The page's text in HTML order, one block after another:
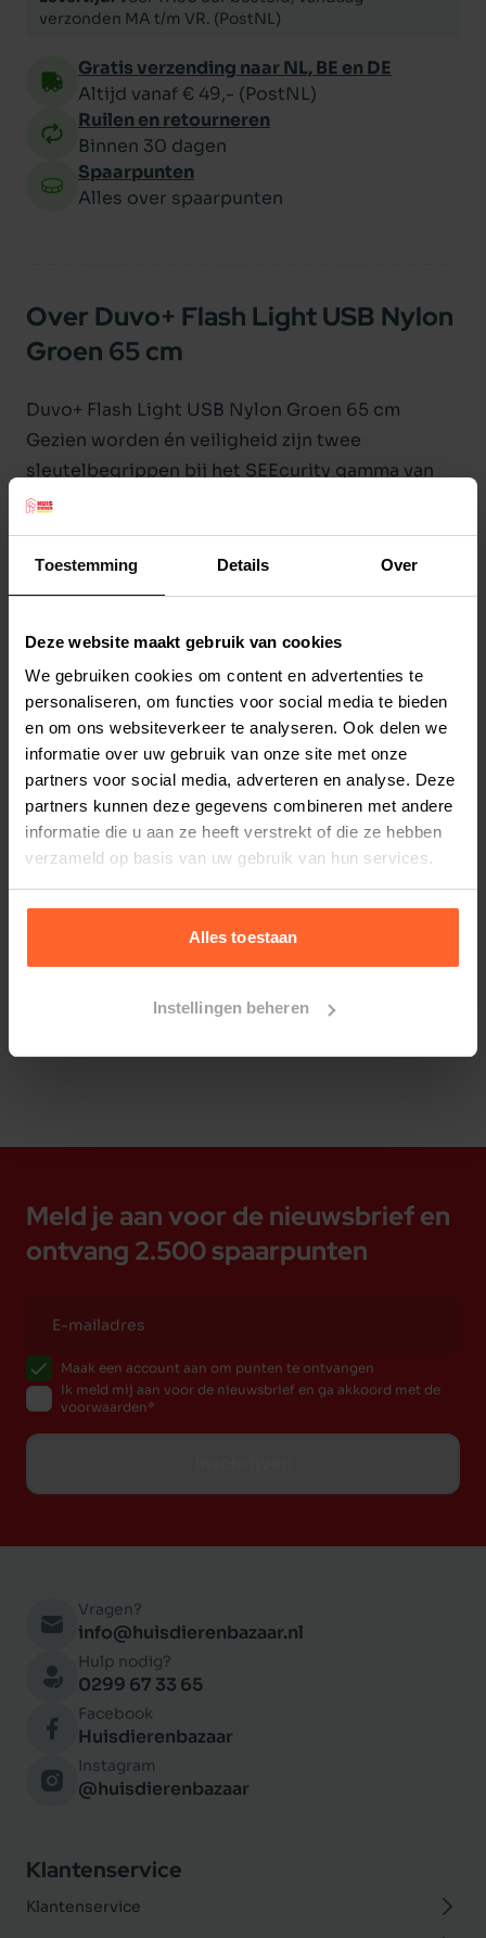
Toestemming Details Over
Deze website maakt gebruik van cookies
We gebruiken cookies om content en advertenties te
personaliseren, om functies voor social media te bieden
en om ons websiteverkeer te analyseren. Ook delen we
informatie over uw gebruik van onze site met onze
partners voor social media, adverteren en analyse. Deze
partners kunnen deze gegevens combineren met andere
informatie die u aan ze heeft verstrekt of die ze hebben
verzameld op basis van uw gebruik van hun services.
Alles toestaan
Instellingen beheren
verzonden MA t/m VR. (PostNL)
Gratis verzending naar NL, BE en DE
Altijd vanaf € 49,- (PostNL)
Ruilen en retourneren
Binnen 30 dagen
Spaarpunten
Alles over spaarpunten
Over Duvo+ Flash Light USB Nylon
Groen 65 cm
Duvo+ Flash Light USB Nylon Groen 65 cm
Gezien worden én veiligheid zijn twee
sleutelbegrippen bij het SEEcurity gamma van
Duvo+. De kleurrijke hals- en leibanden met LED
verlichting garanderen een optimale
zichtbaarheid in het donker om er samen met uw
hond veilig op uit te trekken. Praktisch in
bovendien oplaadbaar via USB.
Specificaties Duvo+ veiligheidshalsband:
Knipper- en constant licht (LED)
Lichtduur: constant licht: +/- 5 uren /
knipperlicht: +/- 8 uren
Hoge zichtbaarheid tot op 500 m
USB oplaadbaar
Aanpasbare maat
Stel uw bestelherinnering in:(2 weken)
2 weken
4 weken
6 weken
Elke
8 weken
Elke
10 weken
Elke
12 weken
Meld je aan voor de nieuwsbrief en
ontvang 2.500 spaarpunten
Maak een account aan om punten te ontvangen
Ik meld mij aan voor de nieuwsbrief en ga akkoord met de
voorwaarden
Vragen?
info@huisdierenbazaar.nl
Hulp nodig?
0299 67 33 65
Facebook
Huisdierenbazaar
Instagram
@huisdierenbazaar
Klantenservice
Klantenservice